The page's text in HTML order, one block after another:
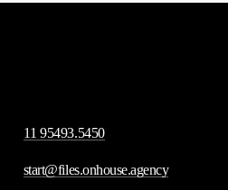
11 95493.5450
start@files.onhouse.agency